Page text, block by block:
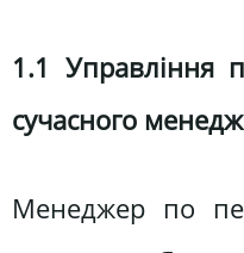
1.1 Управління
сучасного
Менеджер по